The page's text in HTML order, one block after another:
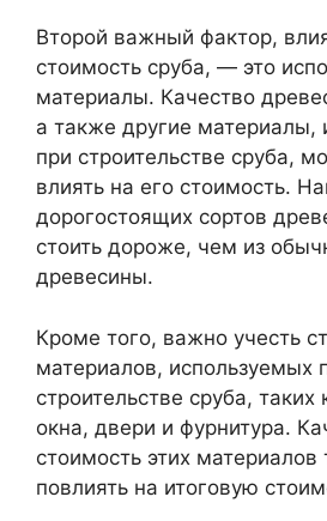
Второй важный фактор,
стоимость сруба, — это
материалы. Качество
а также другие материалы,
при строительстве сруба,
влиять на его стоимость.
дорогостоящих сортов
стоить дороже, чем из
древесины.
Кроме того, важно учесть
материалов, используемых
строительстве сруба, таких
окна, двери и фурнитура.
стоимость этих
повлиять на итоговую